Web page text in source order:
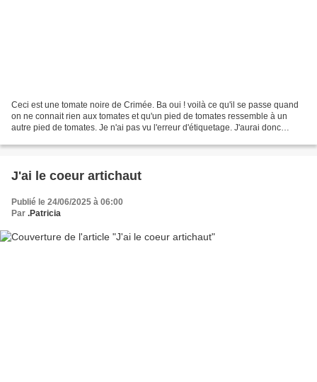
Ceci est une tomate noire de Crimée. Ba oui ! voilà ce qu'il se passe quand
on ne connait rien aux tomates et qu'un pied de tomates ressemble à un
autre pied de tomates. Je n'ai pas vu l'erreur d'étiquetage. J'aurai donc
J'ai le coeur artichaut
Publié le 24/06/2025 à 06:00
Par .Patricia